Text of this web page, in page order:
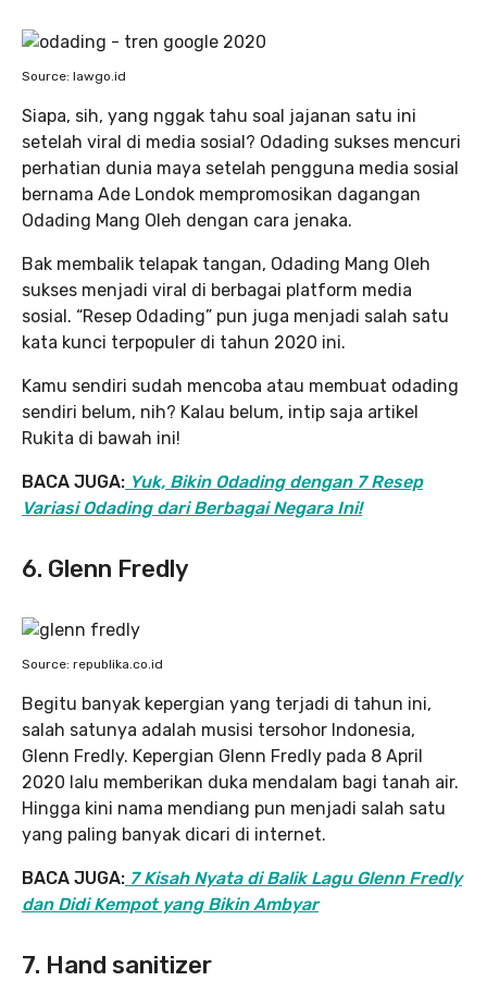
Source: lawgo.id
Siapa, sih, yang nggak tahu soal jajanan satu ini
setelah viral di media sosial? Odading sukses mencuri
perhatian dunia maya setelah pengguna media sosial
bernama Ade Londok mempromosikan dagangan
Odading Mang Oleh dengan cara jenaka.
Bak membalik telapak tangan, Odading Mang Oleh
sukses menjadi viral di berbagai platform media
sosial. “Resep Odading” pun juga menjadi salah satu
kata kunci terpopuler di tahun 2020 ini.
Kamu sendiri sudah mencoba atau membuat odading
sendiri belum, nih? Kalau belum, intip saja artikel
Rukita di bawah ini!
BACA JUGA: Yuk, Bikin Odading dengan 7 Resep
Variasi Odading dari Berbagai Negara Ini!
6. Glenn Fredly
Source: republika.co.id
Begitu banyak kepergian yang terjadi di tahun ini,
salah satunya adalah musisi tersohor Indonesia,
Glenn Fredly. Kepergian Glenn Fredly pada 8 April
2020 lalu memberikan duka mendalam bagi tanah air.
Hingga kini nama mendiang pun menjadi salah satu
yang paling banyak dicari di internet.
BACA JUGA: 7 Kisah Nyata di Balik Lagu Glenn Fredly
dan Didi Kempot yang Bikin Ambyar
7. Hand sanitizer